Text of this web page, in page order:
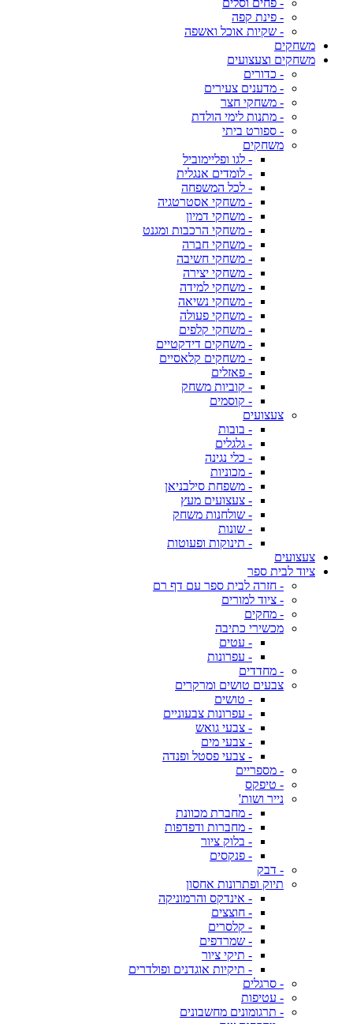
- פחים וסלים
- פינת קפה
- שקיות אוכל ואשפה
משחקים
משחקים וצעצועים
- כדורים
- מדענים צעירים
- משחקי חצר
- מתנות לימי הולדת
- ספורט ביתי
משחקים
- לגו ופליימוביל
- לומדים אנגלית
- לכל המשפחה
- משחקי אסטרטגיה
- משחקי דמיון
- משחקי הרכבות ומגנט
- משחקי חברה
- משחקי חשיבה
- משחקי יצירה
- משחקי למידה
- משחקי נשיאה
- משחקי פעולה
- משחקי קלפים
- משחקים דידקטיים
- משחקים קלאסיים
- פאזלים
- קוביות משחק
- קוסמים
צעצועים
- בובות
- גלגלים
- כלי נגינה
- מכוניות
- משפחת סילבניאן
- צעצועים מעץ
- שולחנות משחק
- שונות
- תינוקות ופעוטות
צעצועים
ציוד לבית ספר
- חזרה לבית ספר עם דף רם
- ציוד למורים
- מחקים
מכשירי כתיבה
- עטים
- עפרונות
- מחדדים
צבעים טושים ומרקרים
- טושים
- עפרונות צבעוניים
- צבעי גואש
- צבעי מים
- צבעי פסטל ופנדה
- מספריים
- טיפקס
נייר ושות'
- מחברת מכוונת
- מחברות ודפדפות
- בלוק ציור
- פנקסים
- דבק
תיוק ופתרונות אחסון
- אינדקס והרמוניקה
- חוצצים
- קלסרים
- שמרדפים
- תיקי ציור
- תיקיות אוגדנים ופולדרים
- סרגלים
- עטיפות
- תרגומונים מחשבונים